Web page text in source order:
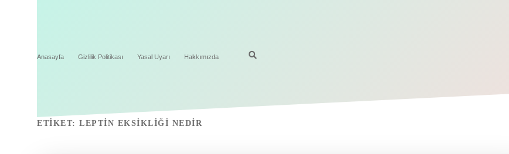
Anasayfa Gizlilik Politikası Yasal Uyarı Hakkımızda
ETIKET: LEPTIN EKSIKLIĞI NEDIR